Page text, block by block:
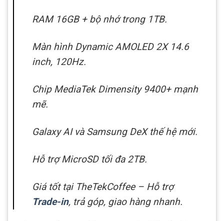
RAM 16GB + bộ nhớ trong 1TB.
Màn hình Dynamic AMOLED 2X 14.6
inch, 120Hz.
Chip MediaTek Dimensity 9400+ mạnh
mẽ.
Galaxy AI và Samsung DeX thế hệ mới.
Hỗ trợ MicroSD tối đa 2TB.
Giá tốt tại TheTekCoffee – Hỗ trợ
Trade-in, trả góp, giao hàng nhanh.